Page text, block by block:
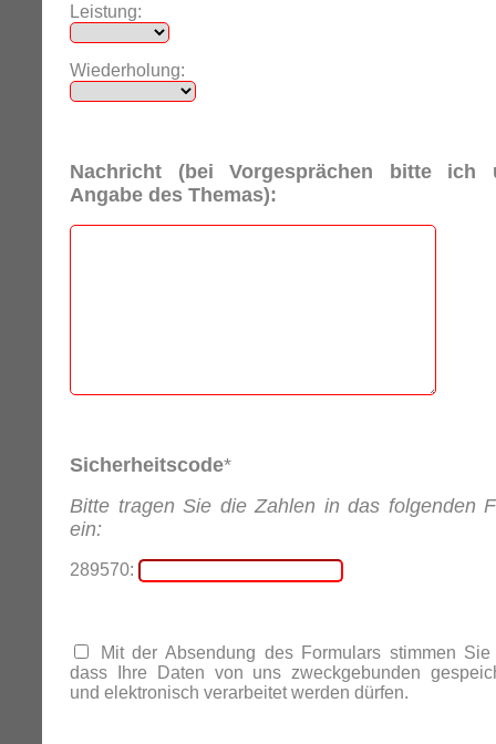
Leistung:
Wiederholung:
Nachricht (bei Vorgesprächen bitte ich
Angabe des Themas):
Sicherheitscode*
Bitte tragen Sie die Zahlen in das folgenden
ein:
289570:
Mit der Absendung des Formulars stimmen Sie
dass Ihre Daten von uns zweckgebunden
und elektronisch verarbeitet werden dürfen.